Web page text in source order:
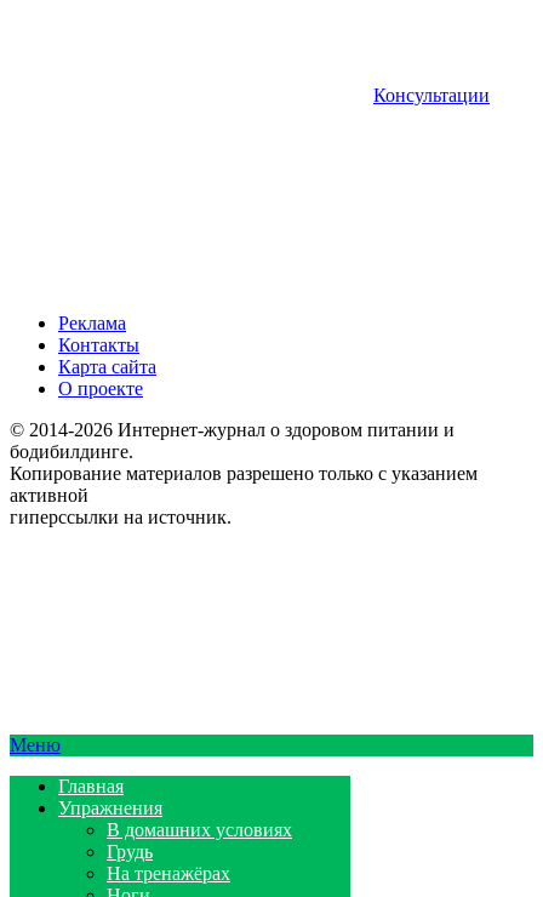
Консультации
Реклама
Контакты
Карта сайта
О проекте
© 2014-2026 Интернет-журнал о здоровом питании и
бодибилдинге.
Копирование материалов разрешено только с указанием
активной
гиперссылки на источник.
Меню
Главная
Упражнения
В домашних условиях
Грудь
На тренажёрах